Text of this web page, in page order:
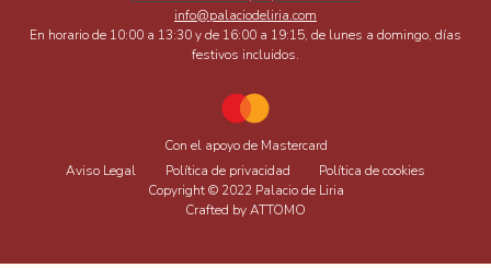
info@palaciodeliria.com
En horario de 10:00 a 13:30 y de 16:00 a 19:15, de lunes a domingo, días
festivos incluidos.
Con el apoyo de Mastercard
Aviso Legal
Política de privacidad
Política de cookies
Copyright © 2022 Palacio de Liria
Crafted by ATTOMO